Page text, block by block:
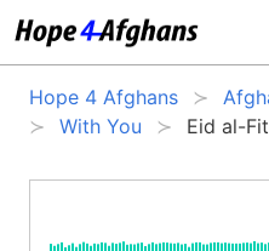
Hope 4 Afghans
With You
Eid al-